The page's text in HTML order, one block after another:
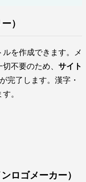
）
を作成できます。メ
不要のため、 サイト
が完了します。漢字・
。
ロゴメーカー）